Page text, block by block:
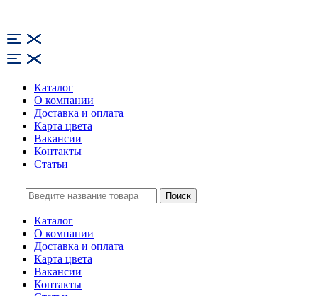
Каталог
О компании
Доставка и оплата
Карта цвета
Вакансии
Контакты
Статьи
Поиск
Каталог
О компании
Доставка и оплата
Карта цвета
Вакансии
Контакты